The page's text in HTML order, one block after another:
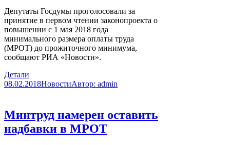
Депутаты Госдумы проголосовали за
принятие в первом чтении законопроекта о
повышении с 1 мая 2018 года
минимального размера оплаты труда
(МРОТ) до прожиточного минимума,
сообщают РИА «Новости».
Детали
08.02.2018НовостиАвтор: admin
Минтруд намерен оставить
надбавки в МРОТ